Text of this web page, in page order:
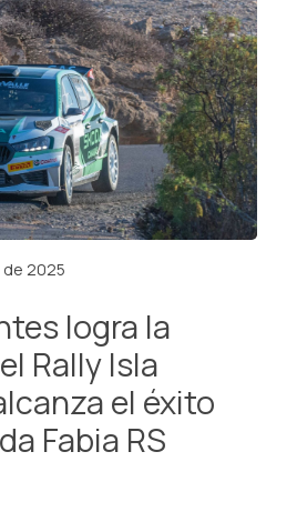
2025
logra la
Rally Isla
el éxito
Fabia RS